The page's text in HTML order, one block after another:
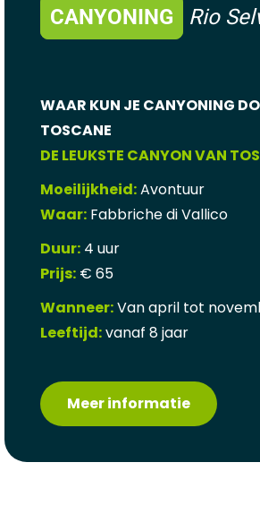
CANYONING Rio
WAAR KUN JE CANYONING
TOSCANE
DE LEUKSTE CANYON VAN
Moeilijkheid:Avontuur
Waar: Fabbriche di Vallico
Duur: 4 uur
Prijs: € 65
Wanneer:Van april tot
Leeftijd:vanaf 8 jaar
Meer informatie